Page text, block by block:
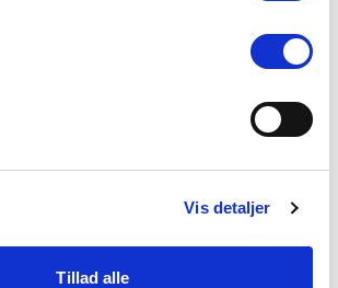
Vis detaljer
Tillad alle